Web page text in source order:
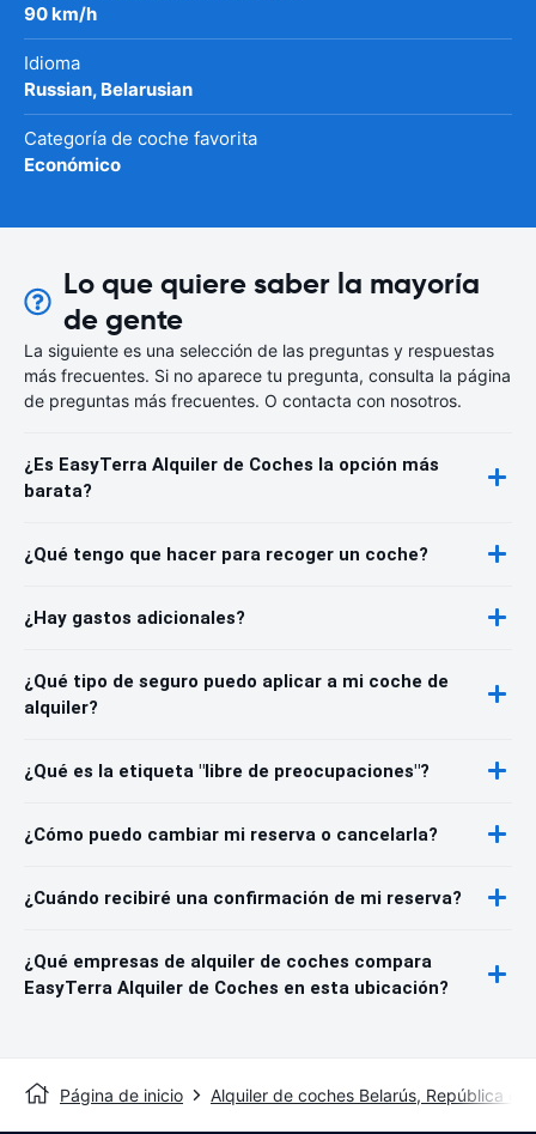
90 km/h
Idioma
Russian, Belarusian
Categoría de coche favorita
Económico
Lo que quiere saber la mayoría
de gente
La siguiente es una selección de las preguntas y respuestas
más frecuentes. Si no aparece tu pregunta, consulta la página
de preguntas más frecuentes. O contacta con nosotros.
¿Es EasyTerra Alquiler de Coches la opción más
barata?
¿Qué tengo que hacer para recoger un coche?
¿Hay gastos adicionales?
¿Qué tipo de seguro puedo aplicar a mi coche de
alquiler?
¿Qué es la etiqueta "libre de preocupaciones"?
¿Cómo puedo cambiar mi reserva o cancelarla?
¿Cuándo recibiré una confirmación de mi reserva?
¿Qué empresas de alquiler de coches compara
EasyTerra Alquiler de Coches en esta ubicación?
Página de inicio Alquiler de coches Belarús, República de